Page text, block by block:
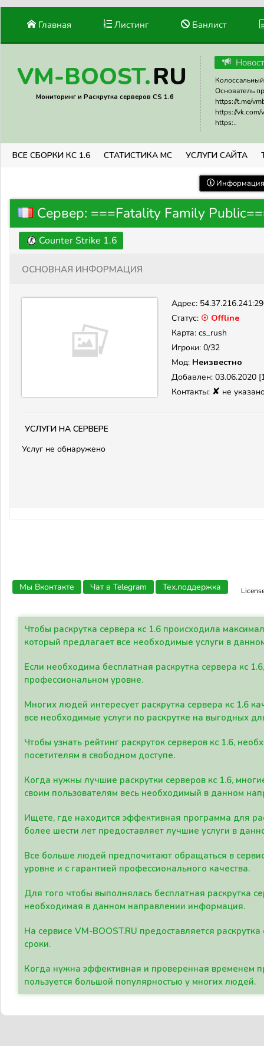
Главная Листинг Банлист
VM-BOOST.RU
Мониторинг и Раскрутка серверов CS 1.6
Основатель
https://t.me/
https://vk.com/
https:..
ВСЕ СБОРКИ КС 1.6 СТАТИСТИКА МС УСЛУГИ САЙТА
Сервер: ===Fatality Family
Counter Strike 1.6
Основная информация
Адрес:
Статус: ☉ Offline
Карта: cs_rush
Игроки: 0/32
Мод: Неизвестно
Добавлен: 03.06.2020
Контакты: ✘ не
Услуги на сервере
Услуг не обнаружено
Мы Вконтакте Чат в Telegram Тех.поддержка
Чтобы раскрутка сервера кс 1.6 происходила
который предлагает все необходимые услуги в
Если необходима бесплатная раскрутка сервера кс
профессиональном уровне.
Многих людей интересует раскрутка сервера кс 1.6
все необходимые услуги по раскрутке на выгодных
Чтобы узнать рейтинг раскруток серверов кс 1.6,
посетителям в свободном доступе.
Когда нужны лучшие раскрутки серверов кс 1.6,
своим пользователям весь необходимый в данном
Ищете, где находится эффективная программа для
более шести лет предоставляет лучшие услуги в
Все больше людей предпочитают обращаться в
уровне и с гарантией профессионального качества.
Для того чтобы выполнялась бесплатная раскрутка
необходимая в данном направлении информация.
На сервисе VM-BOOST.RU предоставляется
сроки.
Когда нужна эффективная и проверенная временем
пользуется большой популярностью у многих людей.